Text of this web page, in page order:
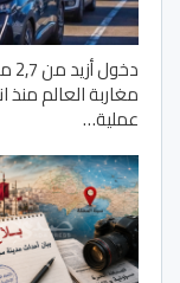
مغاربة العالم منذ
عملية…